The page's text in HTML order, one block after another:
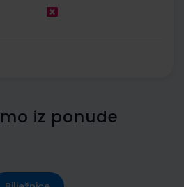
iz ponude